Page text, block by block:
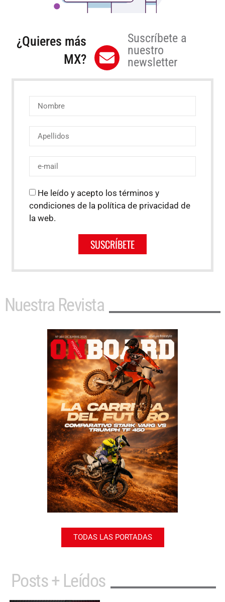
¿Quieres más
MX?
Suscríbete a
nuestro
newsletter
He leído y acepto los términos y
condiciones de la política de privacidad de
la web.
SUSCRÍBETE
Nuestra Revista
TODAS LAS PORTADAS
Posts + Leídos